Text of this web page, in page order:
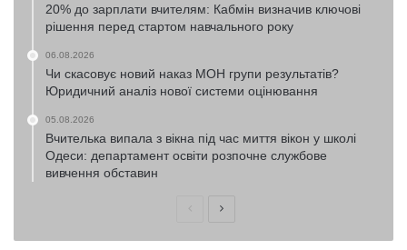
20% до зарплати вчителям: Кабмін визначив ключові
рішення перед стартом навчального року
06.08.2026
Чи скасовує новий наказ МОН групи результатів?
Юридичний аналіз нової системи оцінювання
05.08.2026
Вчителька випала з вікна під час миття вікон у школі
Одеси: департамент освіти розпочне службове
вивчення обставин
ПопередняНаступна